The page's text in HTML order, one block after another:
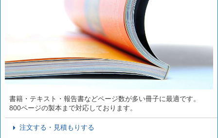
書籍・テキスト・報告書などページ数が多い冊子に最適です。
800ページの製本まで対応しております。
注文する・見積もりする